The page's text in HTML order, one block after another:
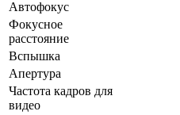
Автофокус
Фокусное
расстояние
Вспышка
Апертура
Частота кадров для
видео